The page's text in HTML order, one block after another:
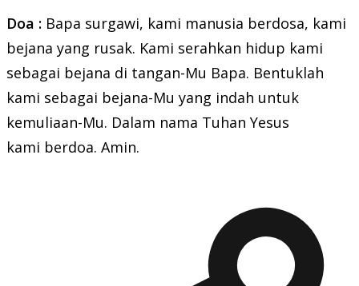
Doa : Bapa surgawi, kami manusia berdosa, kami
bejana yang rusak. Kami serahkan hidup kami
sebagai bejana di tangan-Mu Bapa. Bentuklah
kami sebagai bejana-Mu yang indah untuk
kemuliaan-Mu. Dalam nama Tuhan Yesus
kami berdoa. Amin.